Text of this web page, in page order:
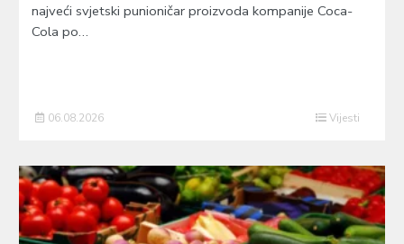
najveći svjetski punioničar proizvoda kompanije Coca-
Cola po…
06.08.2026 Vijesti